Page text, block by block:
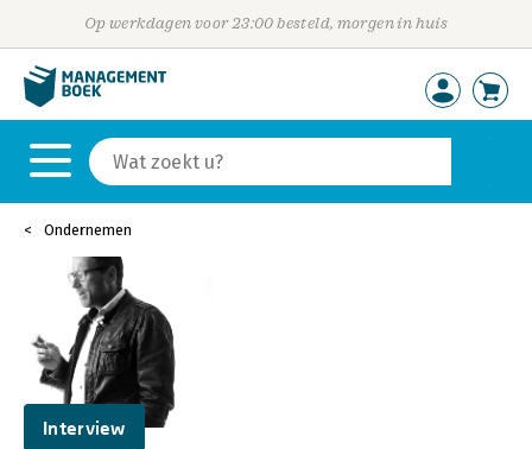
Op werkdagen voor 23:00 besteld, morgen in huis
Ondernemen
Interview